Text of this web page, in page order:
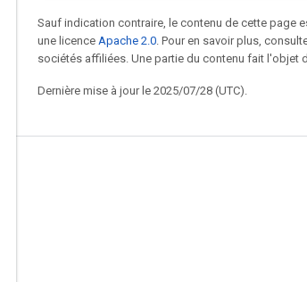
Sauf indication contraire, le contenu de cette page
une licence Apache 2.0 . Pour en savoir plus,
sociétés affiliées. Une partie du contenu fait l'objet
Dernière mise à jour le 2025/07/28 (UTC).